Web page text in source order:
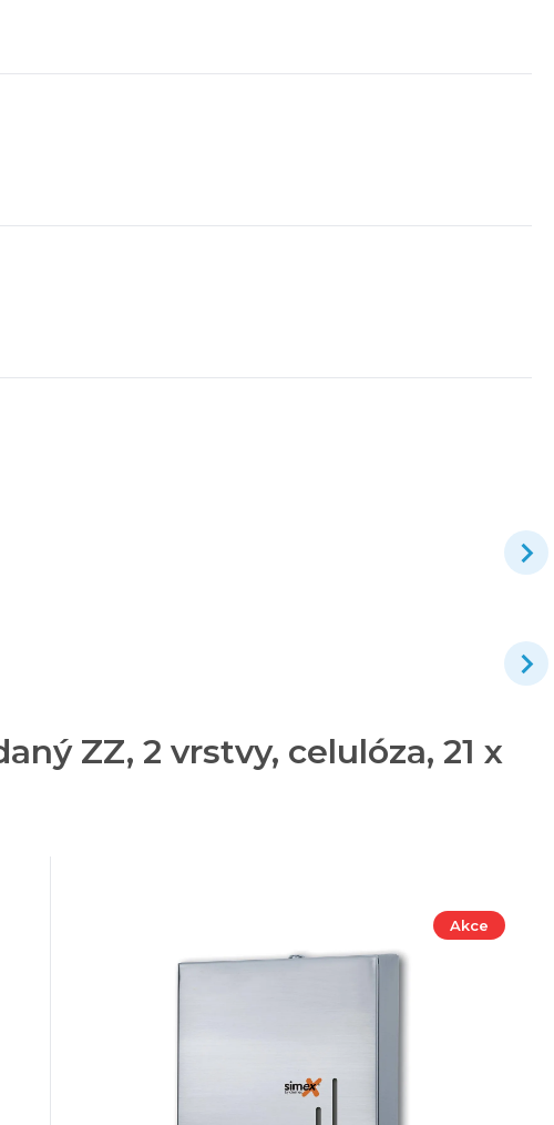
ZZ, 2 vrstvy, celulóza, 21 x
Akce